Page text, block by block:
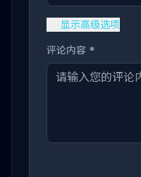
显示高级选项
评论内容 *